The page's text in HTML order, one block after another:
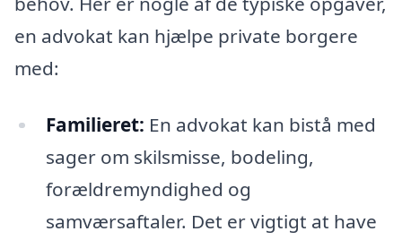
en advokat kan hjælpe private borgere
med:
Familieret: En advokat kan bistå med
sager om skilsmisse, bodeling,
forældremyndighed og
samværsaftaler. Det er vigtigt at have